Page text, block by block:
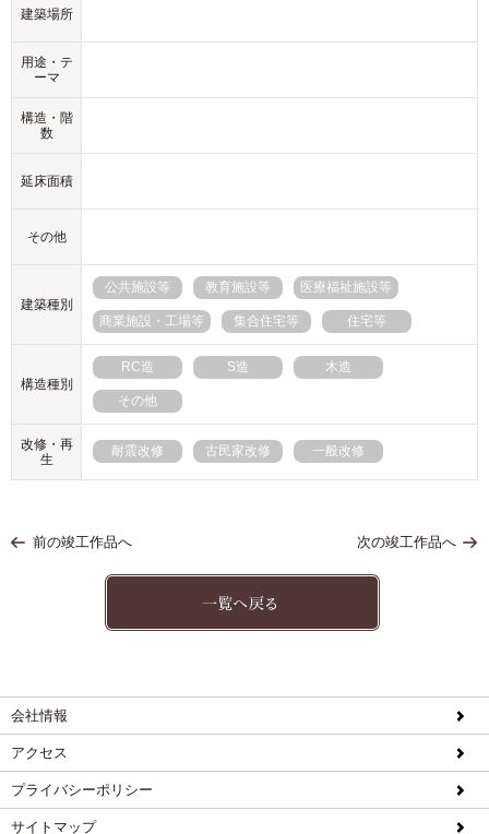
建築場所
用途・テ
ーマ
構造・階
数
延床面積
その他
建築種別
公共施設等 教育施設等 医療福祉施設等
商業施設・工場等 集合住宅等 住宅等
構造種別
RC造 S造 木造
その他
改修・再
生
耐震改修 古民家改修 一般改修
前の竣工作品へ 次の竣工作品へ
会社情報
アクセス
プライバシーポリシー
サイトマップ